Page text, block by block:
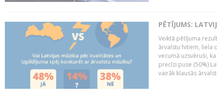
PĒTĪJUMS:
Veiktā pētījuma
ārvalstu hitiem, liela
vecumā uzsvēruši,
precīzi puse (50%)
vairāk klausās